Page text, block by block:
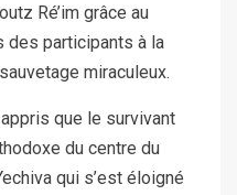
Ré’im grâce au
des participants à la
miraculeux.
appris que le survivant
du centre du
qui s’est éloigné